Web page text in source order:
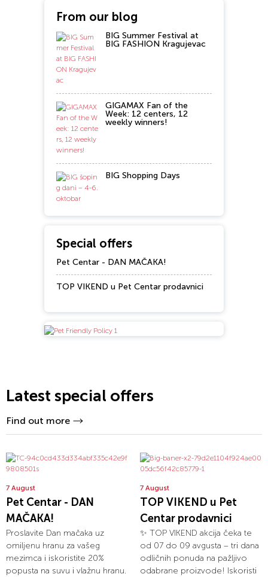
From our blog
BIG Summer Festival at
BIG FASHION Kragujevac
GIGAMAX Fan of the
Week: 12 centers, 12
weekly winners!
BIG Shopping Days
Special offers
Pet Centar - DAN MAČAKA!
TOP VIKEND u Pet Centar prodavnici
Latest special offers
Find out more
7 August
Pet Centar - DAN
MAČAKA!
Proslavite Dan mačaka uz
omiljenu hranu za vašeg
mezimca i iskoristite 20%
popusta na suvu i vlažnu hranu.
7 August
TOP VIKEND u Pet
Centar prodavnici
✨ TOP VIKEND akcija čeka te
od 07 do 09 avgusta – tri dana
odličnih ponuda na pažljivo
odabrane proizvode! Iskoristi